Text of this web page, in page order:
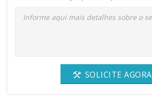
SOLICITE AGORA